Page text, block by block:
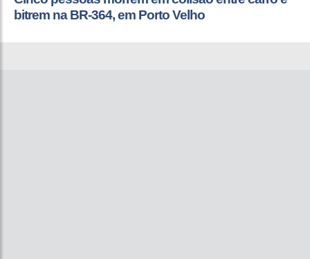
bitrem na BR-364, em Porto Velho